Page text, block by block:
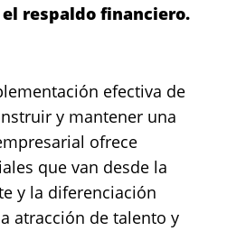
respaldo financiero.
efectiva de
y mantener una
ofrece
que van desde la
y la diferenciación
atracción de talento y